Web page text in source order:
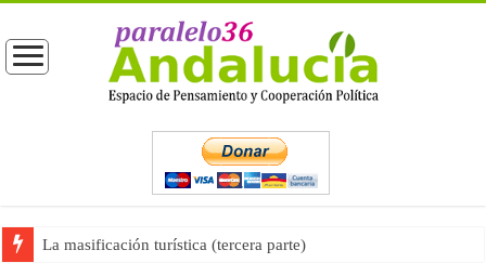
La masificación turística (tercera parte)
La opinión pública ante las próximas elecciones generales